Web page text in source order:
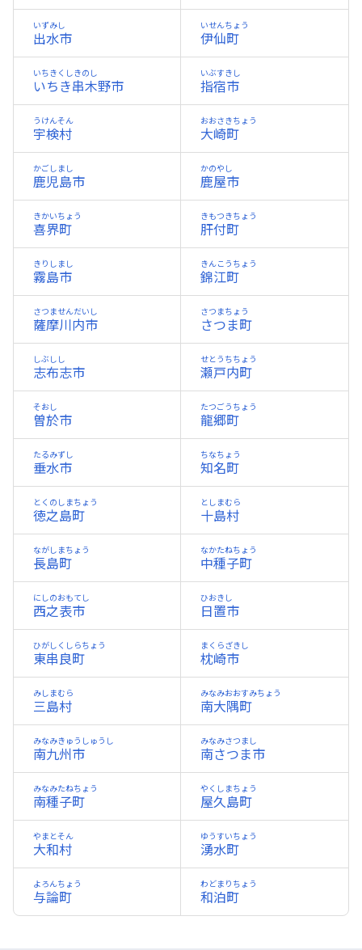
出水市
いずみし
伊仙町
いせんちょう
いちき串木野市
いちきくしきのし
指宿市
いぶすきし
宇検村
うけんそん
大崎町
おおさきちょう
鹿児島市
かごしまし
鹿屋市
かのやし
喜界町
きかいちょう
肝付町
きもつきちょう
霧島市
きりしまし
錦江町
きんこうちょう
薩摩川内市
さつませんだいし
さつま町
さつまちょう
志布志市
しぶしし
瀬戸内町
せとうちちょう
曽於市
そおし
龍郷町
たつごうちょう
垂水市
たるみずし
知名町
ちなちょう
徳之島町
とくのしまちょう
十島村
としまむら
長島町
ながしまちょう
中種子町
なかたねちょう
西之表市
にしのおもてし
日置市
ひおきし
東串良町
ひがしくしらちょう
枕崎市
まくらざきし
三島村
みしまむら
南大隅町
みなみおおすみちょう
南九州市
みなみきゅうしゅうし
南さつま市
みなみさつまし
南種子町
みなみたねちょう
屋久島町
やくしまちょう
大和村
やまとそん
湧水町
ゆうすいちょう
与論町
よろんちょう
和泊町
わどまりちょう